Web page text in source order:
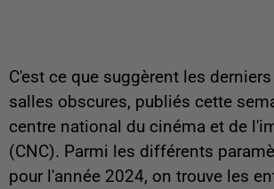
C'est ce que suggèrent les
salles obscures, publiés cette
centre national du cinéma et de
(CNC). Parmi les différents
pour l'année 2024, on trouve les